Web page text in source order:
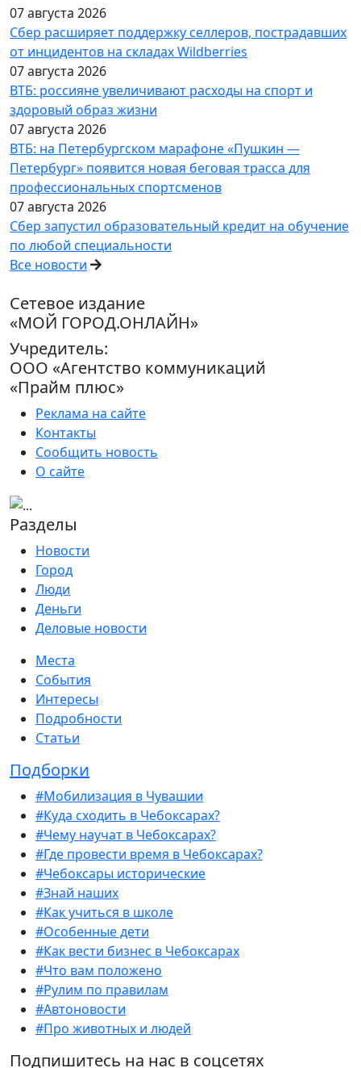
07 августа 2026
Сбер расширяет поддержку селлеров, пострадавших
от инцидентов на складах Wildberries
07 августа 2026
ВТБ: россияне увеличивают расходы на спорт и
здоровый образ жизни
07 августа 2026
ВТБ: на Петербургском марафоне «Пушкин —
Петербург» появится новая беговая трасса для
профессиональных спортсменов
07 августа 2026
Сбер запустил образовательный кредит на обучение
по любой специальности
Все новости
Сетевое издание
«МОЙ ГОРОД.ОНЛАЙН»
Учредитель:
ООО «Агентство коммуникаций
«Прайм плюс»
Реклама на сайте
Контакты
Сообщить новость
О сайте
Разделы
Новости
Город
Люди
Деньги
Деловые новости
Места
События
Интересы
Подробности
Статьи
Подборки
#Мобилизация в Чувашии
#Куда сходить в Чебоксарах?
#Чему научат в Чебоксарах?
#Где провести время в Чебоксарах?
#Чебоксары исторические
#Знай наших
#Как учиться в школе
#Особенные дети
#Как вести бизнес в Чебоксарах
#Что вам положено
#Рулим по правилам
#Автоновости
#Про животных и людей
Подпишитесь на нас в соцсетях